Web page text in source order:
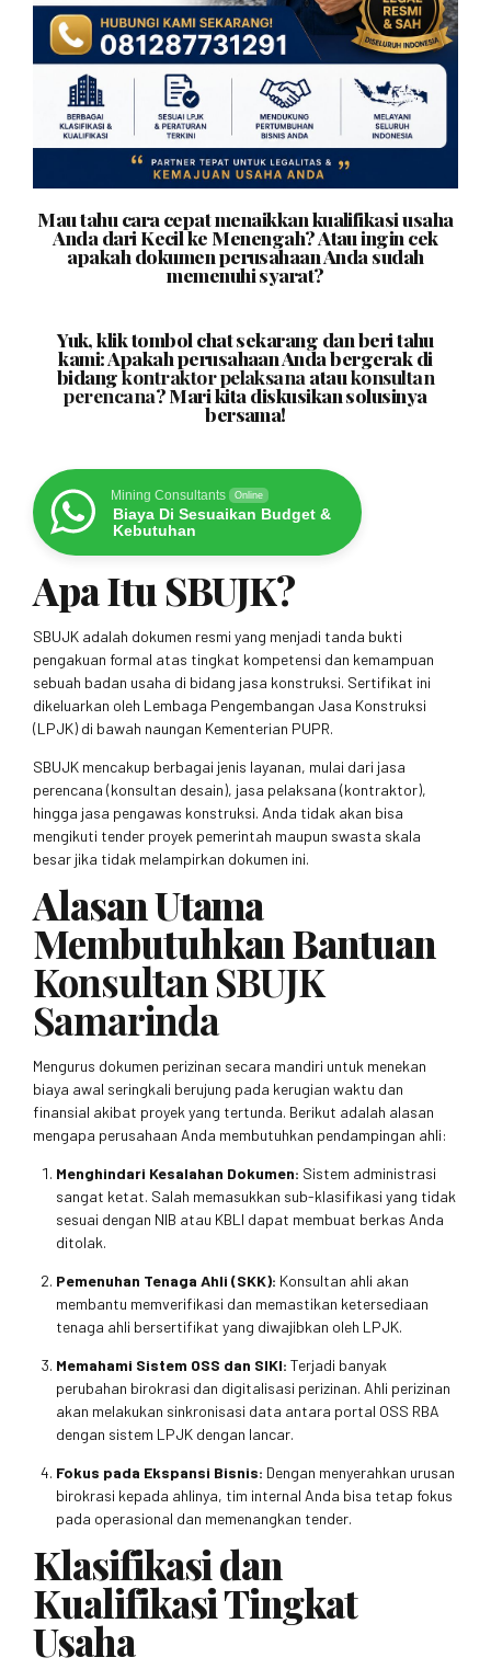
Mau tahu cara cepat menaikkan kualifikasi usaha
Anda dari Kecil ke Menengah? Atau ingin cek
apakah dokumen perusahaan Anda sudah
memenuhi syarat?
Yuk, klik tombol chat sekarang dan beri tahu
kami: Apakah perusahaan Anda bergerak di
bidangkontraktor pelaksana ataukonsultan
perencana? Mari kita diskusikan solusinya
bersama!
Mining Consultants Online
Biaya Di Sesuaikan Budget &
Kebutuhan
Apa Itu SBUJK?
SBUJK adalah dokumen resmi yang menjadi tanda bukti
pengakuan formal atas tingkat kompetensi dan kemampuan
sebuah badan usaha di bidang jasa konstruksi. Sertifikat ini
dikeluarkan oleh Lembaga Pengembangan Jasa Konstruksi
(LPJK) di bawah naungan Kementerian PUPR.
SBUJK mencakup berbagai jenis layanan, mulai dari jasa
perencana (konsultan desain), jasa pelaksana (kontraktor),
hingga jasa pengawas konstruksi. Anda tidak akan bisa
mengikuti tender proyek pemerintah maupun swasta skala
besar jika tidak melampirkan dokumen ini.
Alasan Utama
Membutuhkan Bantuan
Konsultan SBUJK
Samarinda
Mengurus dokumen perizinan secara mandiri untuk menekan
biaya awal seringkali berujung pada kerugian waktu dan
finansial akibat proyek yang tertunda. Berikut adalah alasan
mengapa perusahaan Anda membutuhkan pendampingan ahli:
Menghindari Kesalahan Dokumen: Sistem administrasi
sangat ketat. Salah memasukkan sub-klasifikasi yang tidak
sesuai dengan NIB atau KBLI dapat membuat berkas Anda
ditolak.
Pemenuhan Tenaga Ahli (SKK): Konsultan ahli akan
membantu memverifikasi dan memastikan ketersediaan
tenaga ahli bersertifikat yang diwajibkan oleh LPJK.
Memahami Sistem OSS dan SIKI: Terjadi banyak
perubahan birokrasi dan digitalisasi perizinan. Ahli perizinan
akan melakukan sinkronisasi data antara portal OSS RBA
dengan sistem LPJK dengan lancar.
Fokus pada Ekspansi Bisnis: Dengan menyerahkan urusan
birokrasi kepada ahlinya, tim internal Anda bisa tetap fokus
pada operasional dan memenangkan tender.
Klasifikasi dan
Kualifikasi Tingkat
Usaha